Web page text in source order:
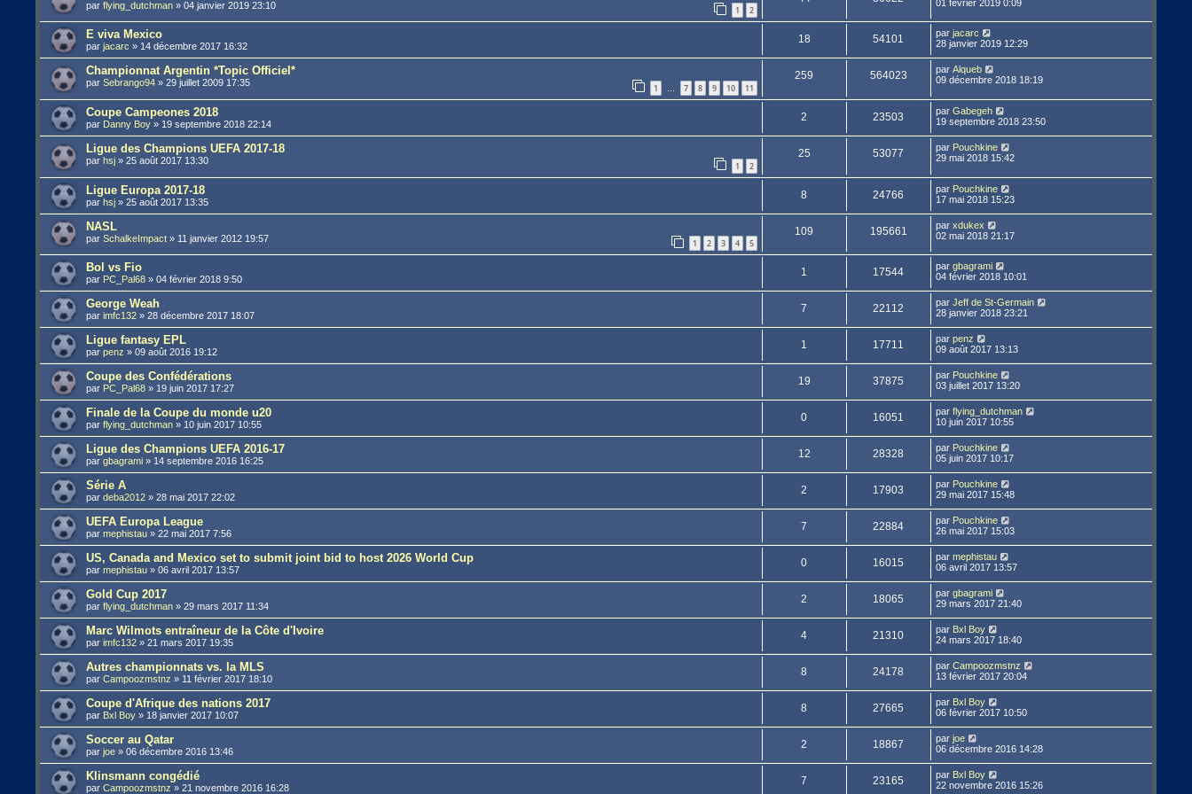
parflying_dutchman »04 janvier 2019 23:10 1 2
01 février 2019 0:09
E viva Mexico
parjacarc » 14 décembre 2017 16:32
18 54101 par jacarc
28 janvier 2019 12:29
Championnat Argentin *Topic Officiel*
parSebrango94 »29 juillet 2009 17:35 1 … 7 8 9 10 11
259 564023 par Alqueb
09 décembre 2018 18:19
Coupe Campeones 2018
par Danny Boy » 19 septembre 2018 22:14
2 23503 par Gabegeh
19 septembre 2018 23:50
Ligue des Champions UEFA 2017-18
parhsj »25 août 2017 13:30 1 2
25 53077 par Pouchkine
29 mai 2018 15:42
Ligue Europa 2017-18
parhsj »25 août 2017 13:35
8 24766 par Pouchkine
17 mai 2018 15:23
NASL
parSchalkeImpact » 11 janvier 2012 19:57 1 2 3 4 5
109 195661 par xdukex
02 mai 2018 21:17
Bol vs Fio
par PC_Pal68 »04 février 2018 9:50
1 17544 par gbagrami
04 février 2018 10:01
George Weah
parimfc132 »28 décembre 2017 18:07
7 22112 par Jeff de St-Germain
28 janvier 2018 23:21
Ligue fantasy EPL
parpenz »09 août 2016 19:12
1 17711 par penz
09 août 2017 13:13
Coupe des Confédérations
par PC_Pal68 » 19 juin 2017 17:27
19 37875 par Pouchkine
03 juillet 2017 13:20
Finale de la Coupe du monde u20
parflying_dutchman » 10 juin 2017 10:55
0 16051 par flying_dutchman
10 juin 2017 10:55
Ligue des Champions UEFA 2016-17
pargbagrami » 14 septembre 2016 16:25
12 28328 par Pouchkine
05 juin 2017 10:17
Série A
pardeba2012 »28 mai 2017 22:02
2 17903 par Pouchkine
29 mai 2017 15:48
UEFA Europa League
parmephistau »22 mai 2017 7:56
7 22884 par Pouchkine
26 mai 2017 15:03
US, Canada and Mexico set to submit joint bid to host 2026 World Cup
parmephistau »06 avril 2017 13:57
0 16015 par mephistau
06 avril 2017 13:57
Gold Cup 2017
parflying_dutchman »29 mars 2017 11:34
2 18065 par gbagrami
29 mars 2017 21:40
Marc Wilmots entraîneur de la Côte d'Ivoire
parimfc132 »21 mars 2017 19:35
4 21310 par Bxl Boy
24 mars 2017 18:40
Autres championnats vs. la MLS
parCampoozmstnz » 11 février 2017 18:10
8 24178 par Campoozmstnz
13 février 2017 20:04
Coupe d'Afrique des nations 2017
par Bxl Boy » 18 janvier 2017 10:07
8 27665 par Bxl Boy
06 février 2017 10:50
Soccer au Qatar
parjoe »06 décembre 2016 13:46
2 18867 par joe
06 décembre 2016 14:28
Klinsmann congédié
parCampoozmstnz »21 novembre 2016 16:28
7 23165 par Bxl Boy
22 novembre 2016 15:26